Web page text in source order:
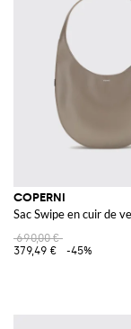
COPERNI
Sac Swipe en cuir de
690,00 €
379,49 €
-45%